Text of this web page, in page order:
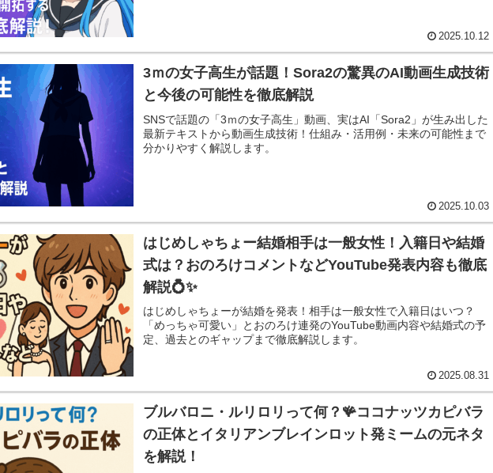
2025.10.12
3ｍの女子高生が話題！Sora2の驚異のAI動画生成技術
と今後の可能性を徹底解説
SNSで話題の「3ｍの女子高生」動画、実はAI「Sora2」が生み出した
最新テキストから動画生成技術！仕組み・活用例・未来の可能性まで
分かりやすく解説します。
2025.10.03
はじめしゃちょー結婚相手は一般女性！入籍日や結婚
式は？おのろけコメントなどYouTube発表内容も徹底
解説💍✨
はじめしゃちょーが結婚を発表！相手は一般女性で入籍日はいつ？
「めっちゃ可愛い」とおのろけ連発のYouTube動画内容や結婚式の予
定、過去とのギャップまで徹底解説します。
2025.08.31
ブルバロニ・ルリロリって何？🪸ココナッツカピバラ
の正体とイタリアンブレインロット発ミームの元ネタ
を解説！